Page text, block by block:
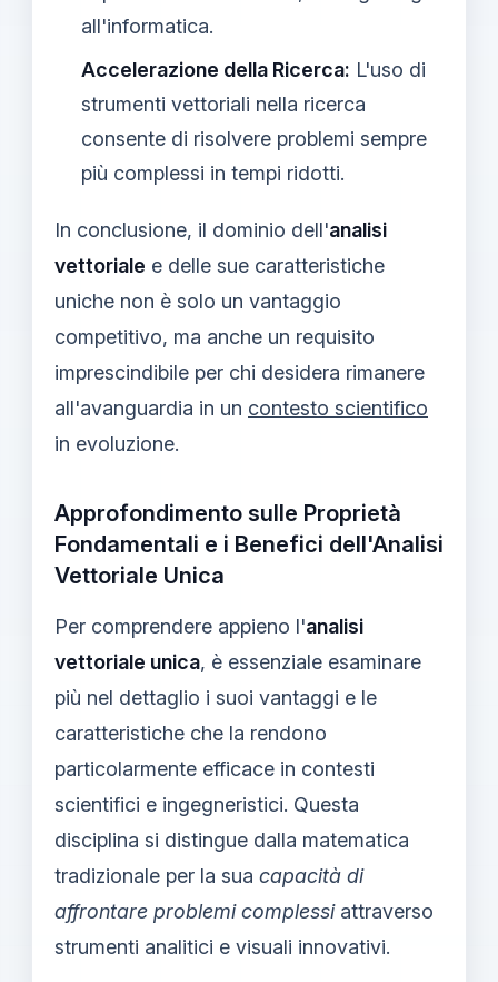
all'informatica.
Accelerazione della Ricerca: L'uso di
strumenti vettoriali nella ricerca
consente di risolvere problemi sempre
più complessi in tempi ridotti.
In conclusione, il dominio dell'analisi
vettoriale e delle sue caratteristiche
uniche non è solo un vantaggio
competitivo, ma anche un requisito
imprescindibile per chi desidera rimanere
all'avanguardia in un contesto scientifico
in evoluzione.
Approfondimento sulle Proprietà
Fondamentali e i Benefici dell'Analisi
Vettoriale Unica
Per comprendere appieno l'analisi
vettoriale unica, è essenziale esaminare
più nel dettaglio i suoi vantaggi e le
caratteristiche che la rendono
particolarmente efficace in contesti
scientifici e ingegneristici. Questa
disciplina si distingue dalla matematica
tradizionale per la sua capacità di
affrontare problemi complessiattraverso
strumenti analitici e visuali innovativi.